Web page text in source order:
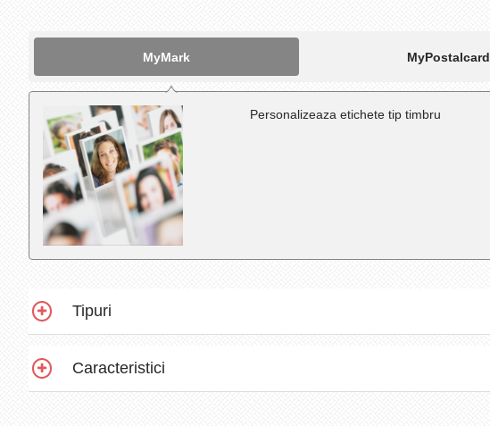
MyMark MyPostalcard
Personalizeaza etichete tip timbru
Tipuri
Caracteristici